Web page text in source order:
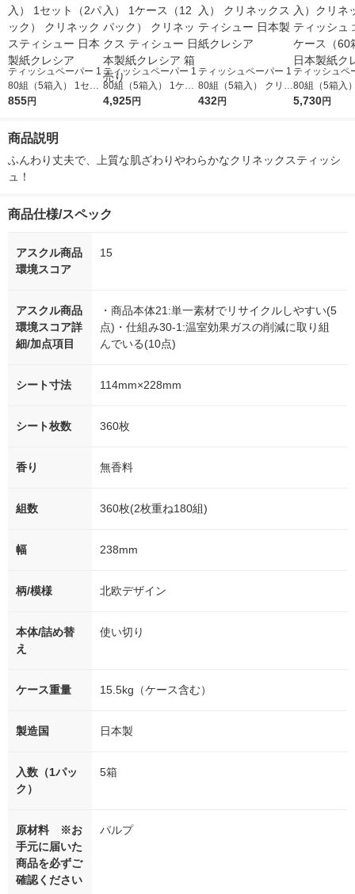
ティッシュペーパー 1
80組（5箱入） 1セッ
ト（2パック） クリネ
855円
ティッシュペーパー 1
80組（5箱入） 1ケー
ス（12パック） クリ
4,925円
ティッシュペーパー 1
80組（5箱入） クリネ
ックスティシュー 日
432円
ティッシュペ
80組（5箱入
ックスティッ
5,730円
商品説明
ふんわり丈夫で、上質な肌ざわりやわらかなクリネックスティッシ
ュ！
商品仕様/スペック
アスクル商品
環境スコア
15
アスクル商品
環境スコア詳
細/加点項目
・商品本体21:単一素材でリサイクルしやすい(5
点)・仕組み30-1:温室効果ガスの削減に取り組
んでいる(10点)
シート寸法 114mm×228mm
シート枚数 360枚
香り 無香料
組数 360枚(2枚重ね180組)
幅 238mm
柄/模様 北欧デザイン
本体/詰め替
え
使い切り
ケース重量 15.5kg（ケース含む）
製造国 日本製
入数（1パッ
ク）
5箱
原材料 ※お
手元に届いた
商品を必ずご
確認ください
パルプ